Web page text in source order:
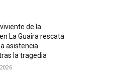
de la
La Guaira rescata
asistencia
la tragedia